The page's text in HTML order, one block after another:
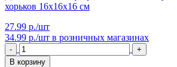
хорьков 16х16х16 см
27.99 р./шт
34.99 р./шт в розничных магазинах
-
+
В корзину